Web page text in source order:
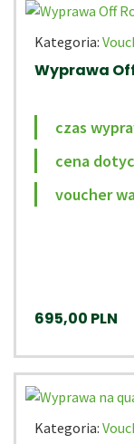
Kategoria:
Wyprawa
czas
cena
voucher
695,00 PLN
Kategoria: